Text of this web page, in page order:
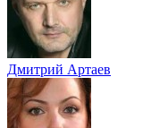
Дмитрий Артаев